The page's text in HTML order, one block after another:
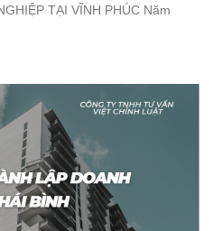
TẠI VĨNH PHÚC Năm